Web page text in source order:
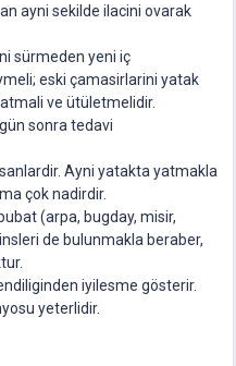
ayni sekilde ilacini ovarak
sürmeden yeni iç
eski çamasirlarini yatak
ve ütületmelidir.
sonra tedavi
Ayni yatakta yatmakla
çok nadirdir.
(arpa, bugday, misir,
de bulunmakla beraber,
iyilesme gösterir.
yeterlidir.